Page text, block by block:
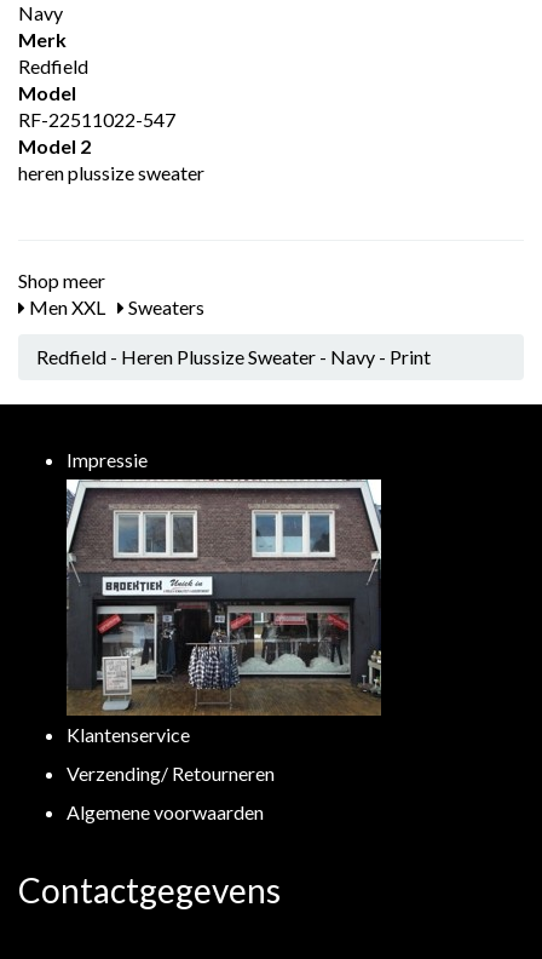
Navy
Merk
Redfield
Model
RF-22511022-547
Model 2
heren plussize sweater
Shop meer
Men XXL
Sweaters
Redfield - Heren Plussize Sweater - Navy - Print
Impressie
Klantenservice
Verzending/ Retourneren
Algemene voorwaarden
Contactgegevens